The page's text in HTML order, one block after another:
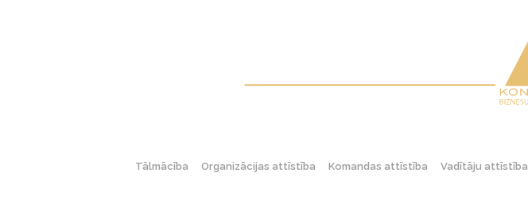
Tālmācība Organizācijas attīstība Komandas attīstība Vadītāju attīstība